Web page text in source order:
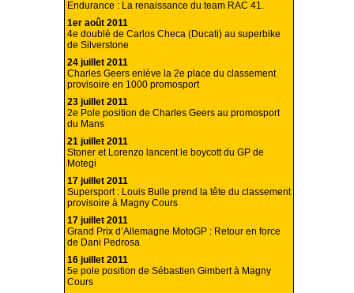
Endurance : La renaissance du team RAC 41.
1er août 2011
4e doublé de Carlos Checa (Ducati) au superbike
de Silverstone
24 juillet 2011
Charles Geers enlève la 2e place du classement
provisoire en 1000 promosport
23 juillet 2011
2e Pole position de Charles Geers au promosport
du Mans
21 juillet 2011
Stoner et Lorenzo lancent le boycott du GP de
Motegi
17 juillet 2011
Supersport : Louis Bulle prend la tête du classement
provisoire à Magny Cours
17 juillet 2011
Grand Prix d’Allemagne MotoGP : Retour en force
de Dani Pedrosa
16 juillet 2011
5e pole position de Sébastien Gimbert à Magny
Cours